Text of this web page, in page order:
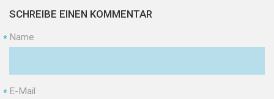
SCHREIBE EINEN KOMMENTAR
Name
*
E-Mail
*